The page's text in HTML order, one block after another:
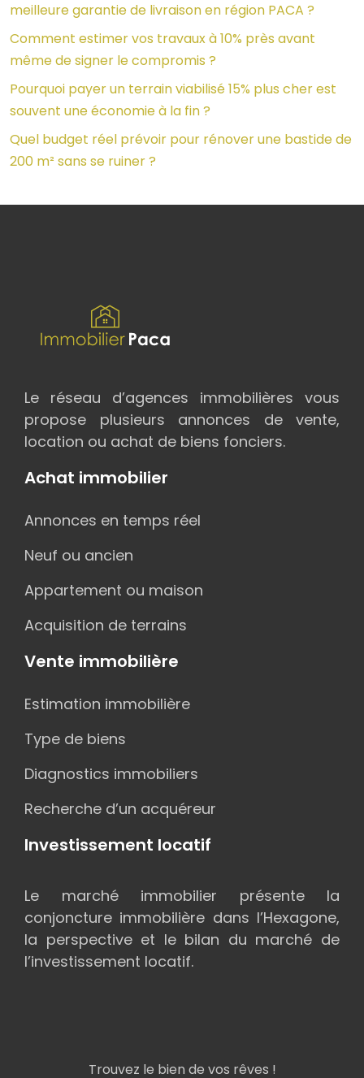
meilleure garantie de livraison en région PACA ?
Comment estimer vos travaux à 10% près avant
même de signer le compromis ?
Pourquoi payer un terrain viabilisé 15% plus cher est
souvent une économie à la fin ?
Quel budget réel prévoir pour rénover une bastide de
200 m² sans se ruiner ?
Le réseau d’agences immobilières vous
propose plusieurs annonces de vente,
location ou achat de biens fonciers.
Achat immobilier
Annonces en temps réel
Neuf ou ancien
Appartement ou maison
Acquisition de terrains
Vente immobilière
Estimation immobilière
Type de biens
Diagnostics immobiliers
Recherche d’un acquéreur
Investissement locatif
Le marché immobilier présente la
conjoncture immobilière dans l’Hexagone,
la perspective et le bilan du marché de
l’investissement locatif.
Trouvez le bien de vos rêves !